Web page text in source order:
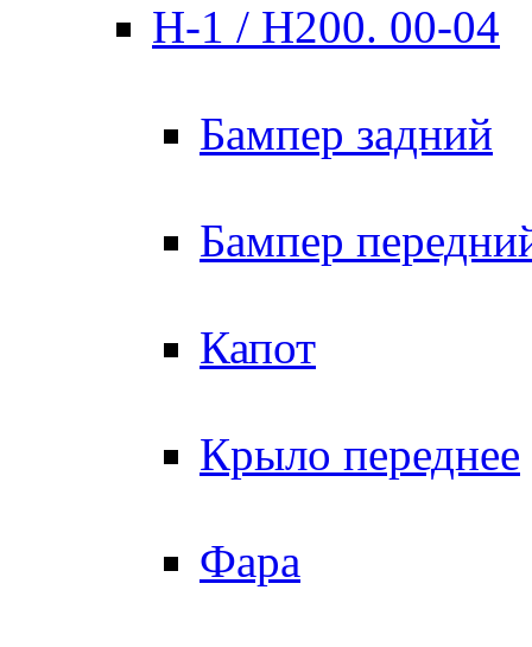
H-1 / H200. 00-04
Бампер задний
Бампер
Капот
Крыло переднее
Фара